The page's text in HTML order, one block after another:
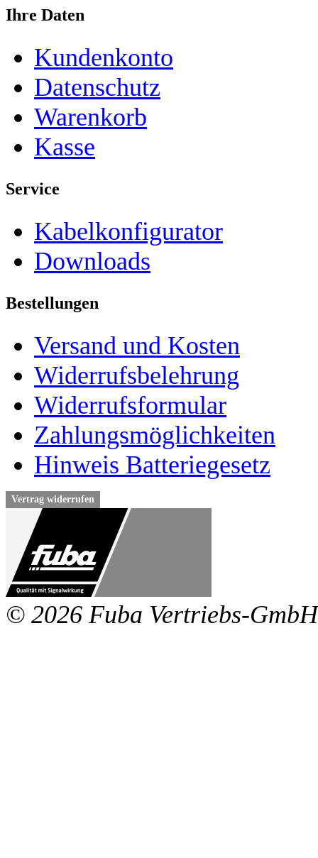
Ihre Daten
Kundenkonto
Datenschutz
Warenkorb
Kasse
Service
Kabelkonfigurator
Downloads
Bestellungen
Versand und Kosten
Widerrufsbelehrung
Widerrufsformular
Zahlungsmöglichkeiten
Hinweis Batteriegesetz
Vertrag widerrufen
© 2026 Fuba Vertriebs-GmbH